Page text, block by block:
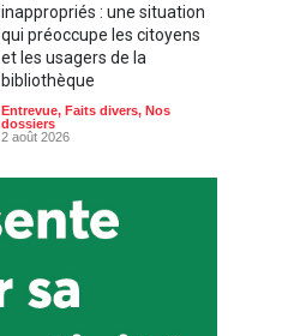
inappropriés : une situation
qui préoccupe les citoyens
et les usagers de la
bibliothèque
Entrevue, Faits divers, Nos
dossiers
2 août 2026